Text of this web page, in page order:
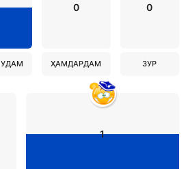
0
ҲАМДАРДАМ
0
ЗУР
1